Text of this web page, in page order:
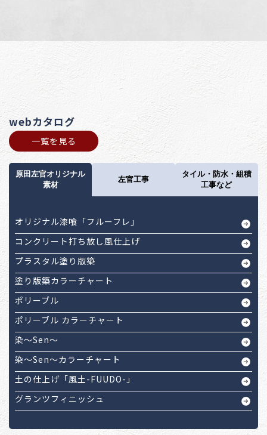
webカタログ
一覧を見る
原田左官オリジナル
素材
左官工事
タイル・防水・組積
工事など
オリジナル漆喰「フルーフレ」
コンクリート打ち放し風仕上げ
プラスタル塗り版築
塗り版築カラーチャート
ポリーブル
ポリーブル カラーチャート
染～Sen～
染～Sen～カラーチャート
土の仕上げ「風土-FUUDO-」
グランツフィニッシュ